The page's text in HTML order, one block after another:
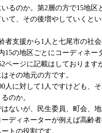
るのか。第2層の方で15地区
て、その後増やしていくと
者支援から1人と七尾市の社
15の地区ごとにコーディネー
ページに記載はしております
その地元の方です。
人に対して1人ですけども、
のか。
ないが、民生委員、町会、
ディネーターが例えば高齢
トの役割です。